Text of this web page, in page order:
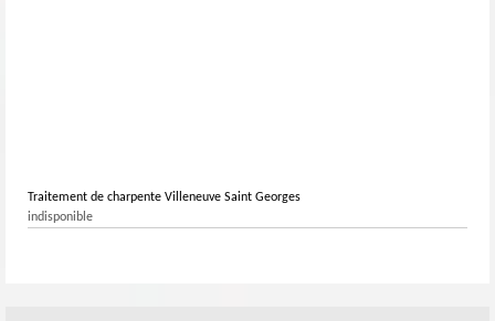
Traitement de charpente Villeneuve Saint Georges
indisponible